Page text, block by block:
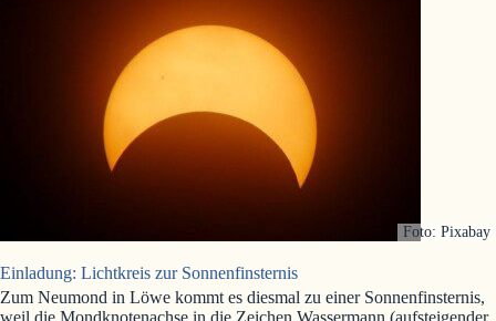
Foto: Pixabay
Einladung: Lichtkreis zur Sonnenfinsternis
Zum Neumond in Löwe kommt es diesmal zu einer Sonnenfinsternis,
weil die Mondknotenachse in die Zeichen Wassermann (aufsteigender